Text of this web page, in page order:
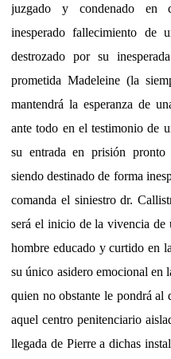
juzgado y condenado en
inesperado fallecimiento de
destrozado por su
prometida Madeleine (la
mantendrá la esperanza de
ante todo en el testimonio de
su entrada en prisión pronto
siendo destinado de forma
comanda el siniestro dr.
será el inicio de la vivencia de
hombre educado y curtido en
su único asidero emocional en
quien no obstante le pondrá al
aquel centro penitenciario
llegada de Pierre a dichas